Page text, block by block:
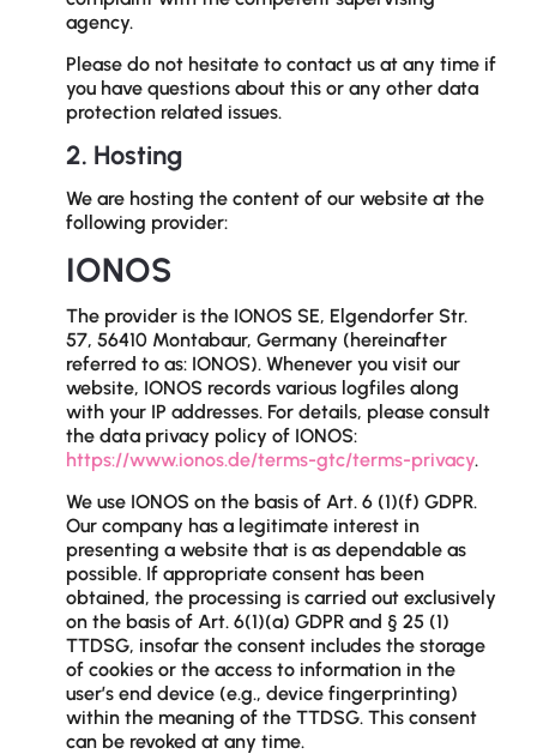
agency.
Please do not hesitate to contact us at any time if
you have questions about this or any other data
protection related issues.
2. Hosting
We are hosting the content of our website at the
following provider:
IONOS
The provider is the IONOS SE, Elgendorfer Str.
57, 56410 Montabaur, Germany (hereinafter
referred to as: IONOS). Whenever you visit our
website, IONOS records various logfiles along
with your IP addresses. For details, please consult
the data privacy policy of IONOS:
https://www.ionos.de/terms-gtc/terms-privacy.
We use IONOS on the basis of Art. 6 (1)(f) GDPR.
Our company has a legitimate interest in
presenting a website that is as dependable as
possible. If appropriate consent has been
obtained, the processing is carried out exclusively
on the basis of Art. 6(1)(a) GDPR and § 25 (1)
TTDSG, insofar the consent includes the storage
of cookies or the access to information in the
user’s end device (e.g., device fingerprinting)
within the meaning of the TTDSG. This consent
can be revoked at any time.